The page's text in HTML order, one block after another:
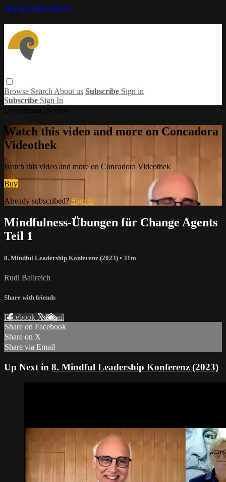
Skip to main content
Browse Search About us Subscribe Sign in
Subscribe Sign In
Watch this video and more on Concadora
Videothek
Watch this video and more on Concadora Videothek
Buy
Already subscribed? Sign in
Mindfulness-Übungen für Change Agents
Teil 1
8. Mindful Leadership Konferenz (2023) • 31m
Rudi Ballreich
Share with friends
Facebook XEmail
Share on Facebook
Share on X
Share via Email
Up Next in 8. Mindful Leadership Konferenz (2023)